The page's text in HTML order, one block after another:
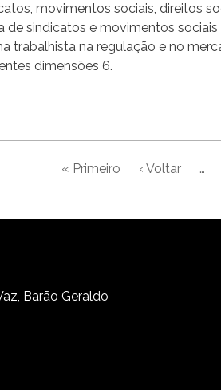
movimentos sociais, direitos
sindicatos e movimentos
na regulação e no
dimensões 6.
« Primeiro
Primeira página
‹ Voltar
Página
…
Barão Geraldo